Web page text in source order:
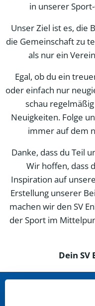
in unserer
Unser Ziel ist es, die
die Gemeinschaft zu
als nur ein
Egal, ob du ein
oder einfach nur
schau
Neuigkeiten. Folge
immer auf dem
Danke, dass du Teil
Wir hoffen, dass
Inspiration auf
Erstellung unserer
machen wir den SV
der Sport im
Dein SV